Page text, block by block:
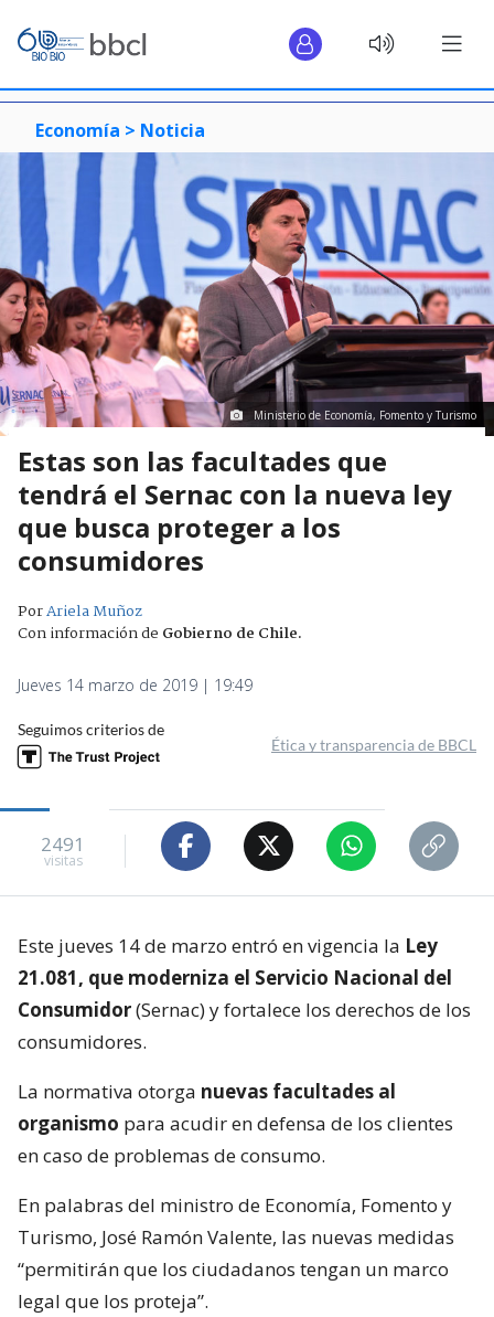
Economía > Noticia
Ministerio de Economía, Fomento y Turismo
Estas son las facultades que
tendrá el Sernac con la nueva ley
que busca proteger a los
consumidores
PorAriela Muñoz
Con información de Gobierno de Chile.
Jueves 14 marzo de 2019 | 19:49
Seguimos criterios de
Ética y transparencia de BBCL
2491
visitas
Este jueves 14 de marzo entró en vigencia la Ley
21.081, que moderniza el Servicio Nacional del
Consumidor(Sernac) y fortalece los derechos de los
consumidores.
La normativa otorga nuevas facultades al
organismo para acudir en defensa de los clientes
en caso de problemas de consumo.
En palabras del ministro de Economía, Fomento y
Turismo, José Ramón Valente, las nuevas medidas
“permitirán que los ciudadanos tengan un marco
legal que los proteja”.